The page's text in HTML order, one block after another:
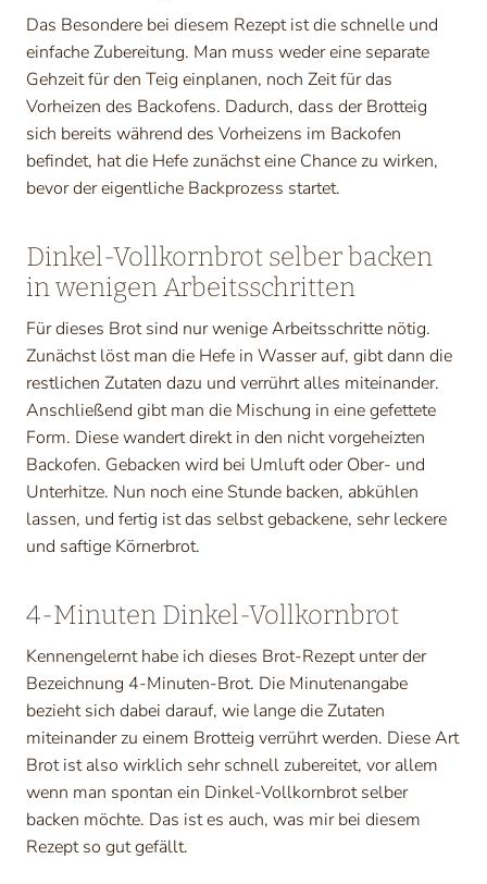
Das Besondere bei diesem Rezept ist die schnelle und
einfache Zubereitung. Man muss weder eine separate
Gehzeit für den Teig einplanen, noch Zeit für das
Vorheizen des Backofens. Dadurch, dass der Brotteig
sich bereits während des Vorheizens im Backofen
befindet, hat die Hefe zunächst eine Chance zu wirken,
bevor der eigentliche Backprozess startet.
Dinkel-Vollkornbrot selber backen
in wenigen Arbeitsschritten
Für dieses Brot sind nur wenige Arbeitsschritte nötig.
Zunächst löst man die Hefe in Wasser auf, gibt dann die
restlichen Zutaten dazu und verrührt alles miteinander.
Anschließend gibt man die Mischung in eine gefettete
Form. Diese wandert direkt in den nicht vorgeheizten
Backofen. Gebacken wird bei Umluft oder Ober- und
Unterhitze. Nun noch eine Stunde backen, abkühlen
lassen, und fertig ist das selbst gebackene, sehr leckere
und saftige Körnerbrot.
4-Minuten Dinkel-Vollkornbrot
Kennengelernt habe ich dieses Brot-Rezept unter der
Bezeichnung 4-Minuten-Brot. Die Minutenangabe
bezieht sich dabei darauf, wie lange die Zutaten
miteinander zu einem Brotteig verrührt werden. Diese Art
Brot ist also wirklich sehr schnell zubereitet, vor allem
wenn man spontan ein Dinkel-Vollkornbrot selber
backen möchte. Das ist es auch, was mir bei diesem
Rezept so gut gefällt.